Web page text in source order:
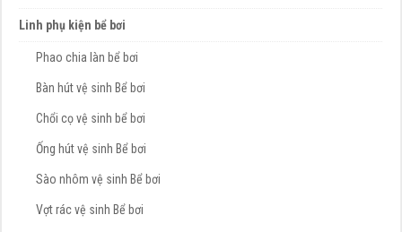
Linh phụ kiện bể bơi
Phao chia làn bể bơi
Bàn hút vệ sinh Bể bơi
Chổi cọ vệ sinh bể bơi
Ống hút vệ sinh Bể bơi
Sào nhôm vệ sinh Bể bơi
Vợt rác vệ sinh Bể bơi